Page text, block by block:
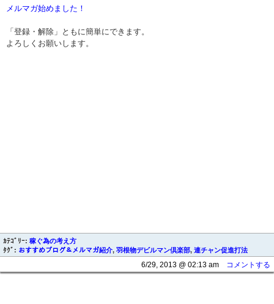
メルマガ始めました！
「登録・解除」ともに簡単にできます。
よろしくお願いします。
ｶﾃｺﾞﾘｰ: 稼ぐ為の考え方
ﾀｸﾞ: おすすめブログ＆メルマガ紹介, 羽根物デビルマン倶楽部, 連チャン促進打法
6/29, 2013 @ 02:13 am コメントする